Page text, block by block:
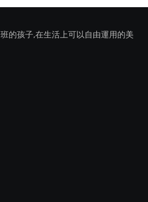
的孩子,在生活上可以自由運用的美